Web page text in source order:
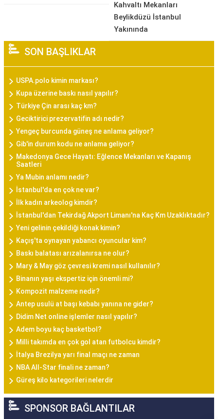
Kahvaltı Mekanları
Beylikdüzü İstanbul
Yakınında
SON BAŞLIKLAR
USPA.polo kimin markası?
Kupa üzerine baskı nasıl yapılır?
Türkiye Çin arası kaç km?
Geciktirici prezervatifin adı nedir?
Yengeç burcunda güneş ne anlama geliyor?
Gib'in durum kodu ne anlama geliyor?
Makedonya Gece Hayatı: Eğlence Mekanları ve Kapanış
Saatleri
Ya Mubin anlamı nedir?
İstanbul'da en çok ne var?
İlk kadın arkeolog kimdir?
İstanbul'dan Tekirdağ Akport Limanı'na Kaç Km Uzaklıktadır?
Yeni gelinin çekildiği konak kimin?
Kaçış'ta oynayan yabancı oyuncular kim?
Baskı balatası arızalanırsa ne olur?
Mary & May göz çevresi kremi nasıl kullanılır?
Binanın yaşı ekspertiz için önemli mi?
Kompozit malzeme nedir?
Antep usulü at başı kebabı yanına ne gider?
Didim Net online işlemler nasıl yapılır?
Adem boyu kaç basketbol?
Milli takımda en çok gol atan futbolcu kimdir?
İtalya Brezilya yarı final maçı ne zaman
NBA All-Star finali ne zaman?
Güreş kilo kategorileri nelerdir
SPONSOR BAĞLANTILAR